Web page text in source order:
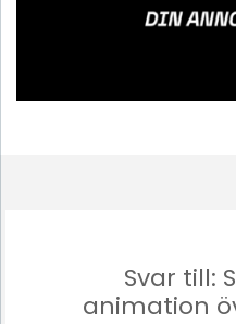
Svar till:
animation